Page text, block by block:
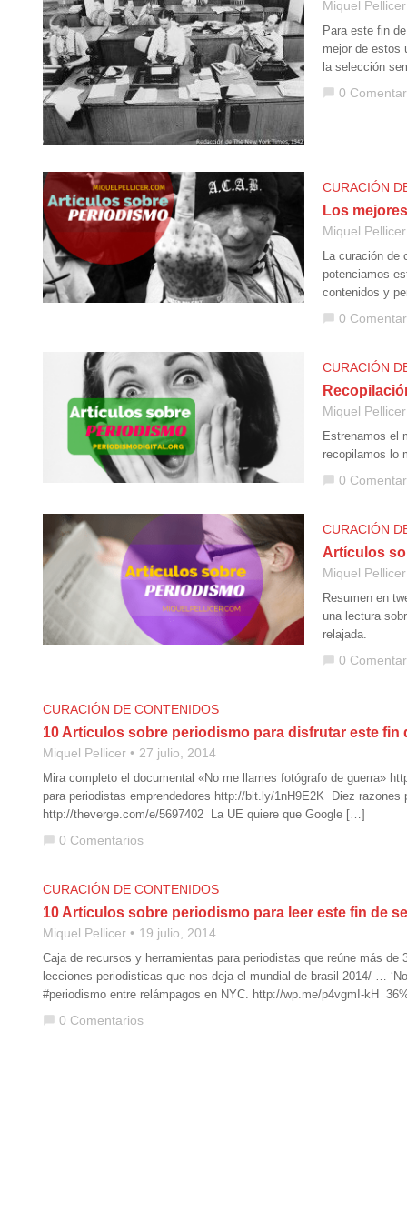
Miquel Pellicer
Para este fin
mejor de estos
la selección
chat_bubble 0
CURACIÓN
Los
Miquel Pellicer
La curación
potenciamos
contenidos y
chat_bubble 0
CURACIÓN
Miquel Pellicer
Estrenamos el
recopilamos lo
chat_bubble 0
CURACIÓN
Artículos
Miquel Pellicer
Resumen en
una lectura
relajada.
chat_bubble 0
CURACIÓN DE CONTENIDOS
10 Artículos sobre periodismo para disfrutar este fin
Miquel Pellicer 27 julio, 2014
Mira completo el documental «No me llames fotógrafo de guerra»
para periodistas emprendedores http://bit.ly/1nH9E2K Diez
http://theverge.com/e/5697402 La UE quiere que Google […]
chat_bubble 0 Comentarios
CURACIÓN DE CONTENIDOS
10 Artículos sobre periodismo para leer este fin de
Miquel Pellicer 19 julio, 2014
Caja de recursos y herramientas para periodistas que reúne más
lecciones-periodisticas-que-nos-deja-el-mundial-de-brasil-2014/ …
#periodismo entre relámpagos en NYC. http://wp.me/p4vgmI-kH
chat_bubble 0 Comentarios